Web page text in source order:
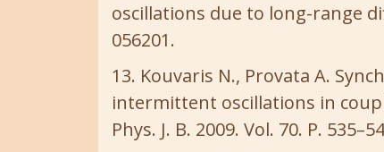
oscillations due to long-range
056201.
Kouvaris N., Provata A.
intermittent oscillations in
Phys. J. B. 2009. Vol. 70. P.